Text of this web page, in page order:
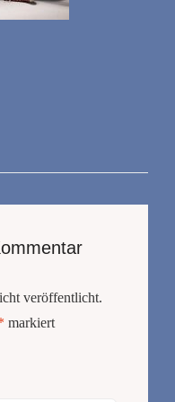
veröffentlicht.
markiert